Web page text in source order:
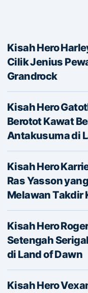
Kisah Hero
Cilik Jenius
Grandrock
Kisah Hero
Berotot Kawat
Antakusuma di
Kisah Hero
Ras Yasson
Melawan Takdir
Kisah Hero
Setengah
di Land of Dawn
Kisah Hero